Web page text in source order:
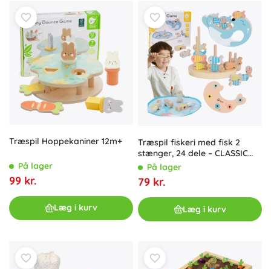
Træspil Hoppekaniner 12m+
På lager
99 kr.
Læg i kurv
Træspil fiskeri med fisk 2
stænger, 24 dele – CLASSIC
WORLD
På lager
79 kr.
Læg i kurv